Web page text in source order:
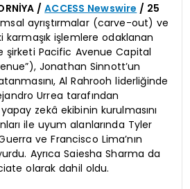
/ACCESS Newswire / 25
ayrıştırmalar (carve-out) ve
işlemlere odaklanan
şirketi Pacific Avenue Capital
Jonathan Sinnott’un
Al Rahrooh liderliğinde
Urrea tarafından
zekâ ekibinin kurulmasını
ile uyum alanlarında Tyler
ve Francisco Lima’nın
Ayrıca Saiesha Sharma da
olarak dahil oldu.